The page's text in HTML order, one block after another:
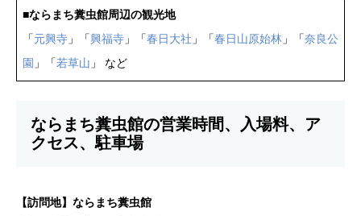
■ならまち糞虫館周辺の観光地
「元興寺 」「興福寺 」「春日大社 」「春日山原始林 」「奈良公
園 」「若草山 」 など
ならまち糞虫館の営業時間、入場料、ア
クセス、駐車場
【訪問地】ならまち糞虫館